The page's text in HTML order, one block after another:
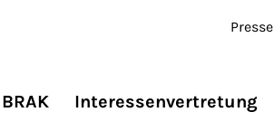
Presse
Interessenvertretung